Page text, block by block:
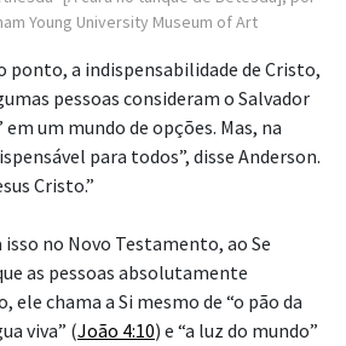
Young University Museum of Art
ponto, a indispensabilidade de Cristo,
pessoas consideram o Salvador
um mundo de opções. Mas, na
para todos”, disse Anderson.
Cristo.”
no Novo Testamento, ao Se
as pessoas absolutamente
ele chama a Si mesmo de “o pão da
viva” (João 4:10) e “a luz do mundo”